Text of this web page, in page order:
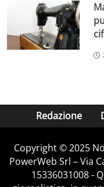
Redazione
Copyright © 2025
PowerWeb Srl – Via
15336031008 -